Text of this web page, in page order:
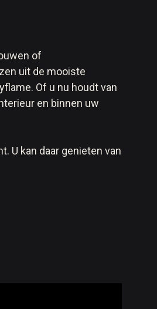
of
uit de mooiste
Of u nu houdt van
en binnen uw
U kan daar genieten van